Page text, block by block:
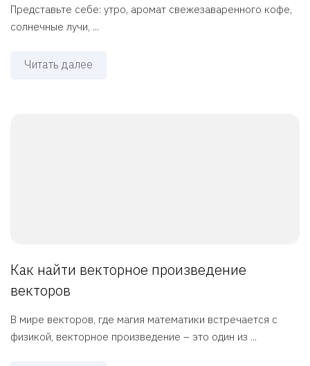
Представьте себе: утро, аромат свежезаваренного кофе,
солнечные лучи, ...
Читать далее
Как найти векторное произведение
векторов
В мире векторов, где магия математики встречается с
физикой, векторное произведение – это один из ...